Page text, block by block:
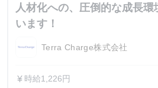
人材化への、圧倒的な成長
います！
Terra Charge株式会社
currency_yen 時給1,226円